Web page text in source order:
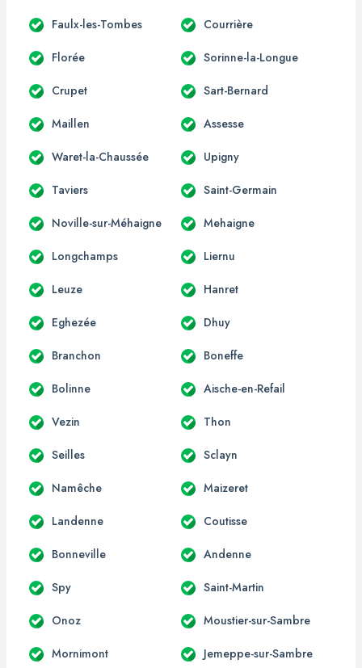
Faulx-les-Tombes Courrière
Florée Sorinne-la-Longue
Crupet Sart-Bernard
Maillen Assesse
Waret-la-Chaussée Upigny
Taviers Saint-Germain
Noville-sur-Méhaigne Mehaigne
Longchamps Liernu
Leuze Hanret
Eghezée Dhuy
Branchon Boneffe
Bolinne Aische-en-Refail
Vezin Thon
Seilles Sclayn
Namêche Maizeret
Landenne Coutisse
Bonneville Andenne
Spy Saint-Martin
Onoz Moustier-sur-Sambre
Mornimont Jemeppe-sur-Sambre